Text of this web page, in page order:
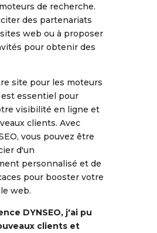
de recherche.
des partenariats
web ou à proposer
pour obtenir des
site pour les moteurs
essentiel pour
visibilité en ligne et
clients. Avec
vous pouvez être
d'un
personnalisé et de
pour booster votre
web.
DYNSEO, j'ai pu
clients et